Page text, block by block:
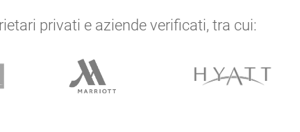
privati e aziende verificati, tra cui: